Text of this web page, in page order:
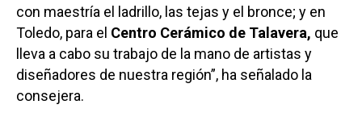
con maestría el ladrillo, las tejas y el bronce; y en
Toledo, para el Centro Cerámico de Talavera, que
lleva a cabo su trabajo de la mano de artistas y
diseñadores de nuestra región”, ha señalado la
consejera.